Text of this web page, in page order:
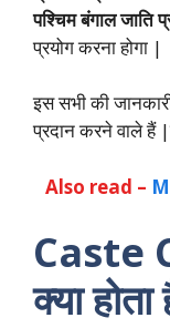
पश्चिम बंगाल जाति
प्रयोग करना होगा |
इस सभी की
प्रदान करने वाले हैं
Also read –
Caste
क्या